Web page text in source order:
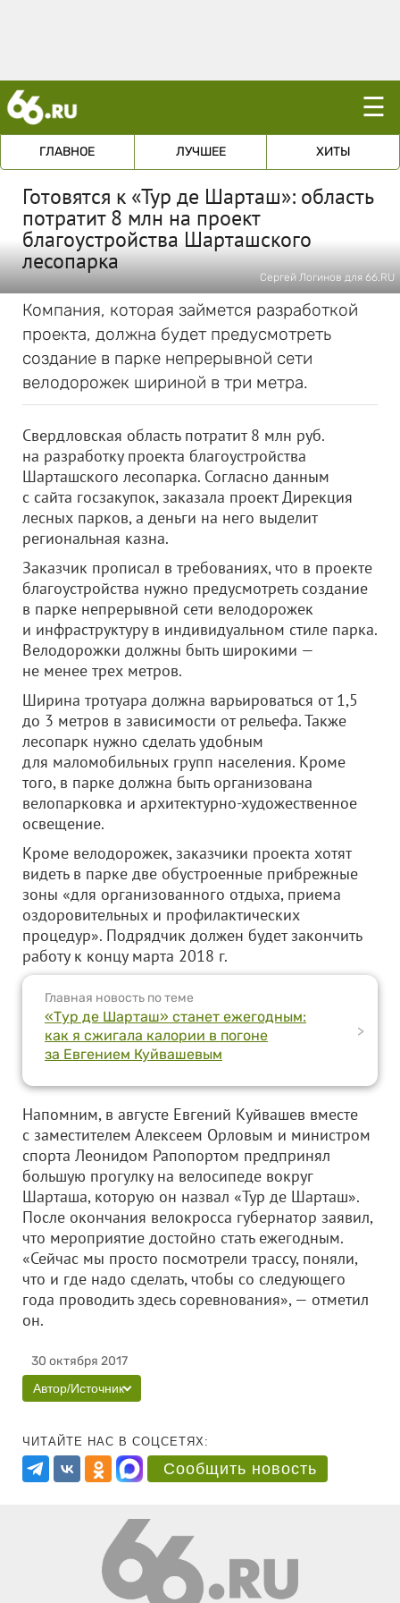
☰
ГЛАВНОЕ ЛУЧШЕЕ ХИТЫ
Готовятся к «Тур де Шарташ»: область
потратит 8 млн на проект
благоустройства Шарташского
лесопарка
Сергей Логинов для 66.RU
Компания, которая займется разработкой
проекта, должна будет предусмотреть
создание в парке непрерывной сети
велодорожек шириной в три метра.
Свердловская область потратит 8 млн руб.
на разработку проекта благоустройства
Шарташского лесопарка. Согласно данным
с сайта госзакупок, заказала проект Дирекция
лесных парков, а деньги на него выделит
региональная казна.
Заказчик прописал в требованиях, что в проекте
благоустройства нужно предусмотреть создание
в парке непрерывной сети велодорожек
и инфраструктуру в индивидуальном стиле парка.
Велодорожки должны быть широкими —
не менее трех метров.
Ширина тротуара должна варьироваться от 1,5
до 3 метров в зависимости от рельефа. Также
лесопарк нужно сделать удобным
для маломобильных групп населения. Кроме
того, в парке должна быть организована
велопарковка и архитектурно-художественное
освещение.
Кроме велодорожек, заказчики проекта хотят
видеть в парке две обустроенные прибрежные
зоны «для организованного отдыха, приема
оздоровительных и профилактических
процедур». Подрядчик должен будет закончить
работу к концу марта 2018 г.
Главная новость по теме
«Тур де Шарташ» станет ежегодным:
как я сжигала калории в погоне
за Евгением Куйвашевым
>
Напомним, в августе Евгений Куйвашев вместе
с заместителем Алексеем Орловым и министром
спорта Леонидом Рапопортом предпринял
большую прогулку на велосипеде вокруг
Шарташа, которую он назвал «Тур де Шарташ».
После окончания велокросса губернатор заявил,
что мероприятие достойно стать ежегодным.
«Сейчас мы просто посмотрели трассу, поняли,
что и где надо сделать, чтобы со следующего
года проводить здесь соревнования», — отметил
он.
30 октября 2017
Автор/Источник
ЧИТАЙТЕ НАС В СОЦСЕТЯХ:
Сообщить новость